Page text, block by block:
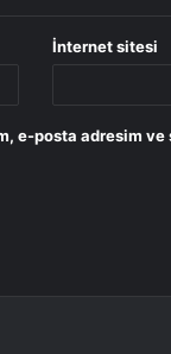
İnternet sitesi
e-posta adresim ve